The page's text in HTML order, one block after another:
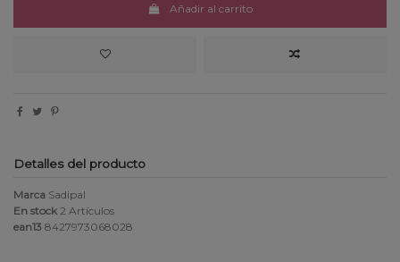
Añadir al carrito
Detalles del producto
Marca Sadipal
En stock 2 Artículos
ean13 8427973068028